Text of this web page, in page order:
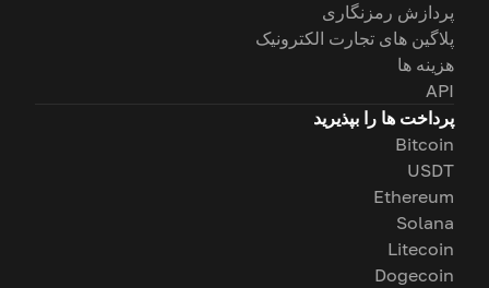
پردازش رمزنگاری
پلاگین های تجارت الکترونیک
هزینه ها
API
پرداخت ها را بپذیرید
Bitcoin
USDT
Ethereum
Solana
Litecoin
Dogecoin